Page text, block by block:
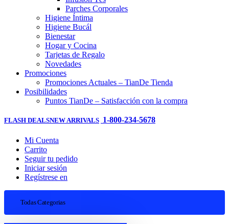
Parches Corporales
Higiene Íntima
Higiene Bucál
Bienestar
Hogar y Cocina
Tarjetas de Regalo
Novedades
Promociones
Promociones Actuales – TianDe Tienda
Posibilidades
Puntos TianDe – Satisfacción con la compra
FLASH DEALSNEW ARRIVALS 1-800-234-5678
Mi Cuenta
Carrito
Seguir tu pedido
Iniciar sesión
Regístrese en
Todas Categorias